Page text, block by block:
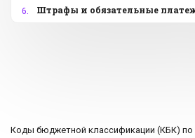
6.
Штрафы и обязательные
Коды бюджетной классификации (КБК) по